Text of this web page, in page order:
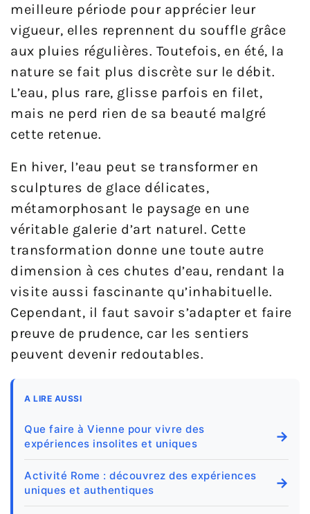
meilleure période pour apprécier leur
vigueur, elles reprennent du souffle grâce
aux pluies régulières. Toutefois, en été, la
nature se fait plus discrète sur le débit.
L’eau, plus rare, glisse parfois en filet,
mais ne perd rien de sa beauté malgré
cette retenue.
En hiver, l’eau peut se transformer en
sculptures de glace délicates,
métamorphosant le paysage en une
véritable galerie d’art naturel. Cette
transformation donne une toute autre
dimension à ces chutes d’eau, rendant la
visite aussi fascinante qu’inhabituelle.
Cependant, il faut savoir s’adapter et faire
preuve de prudence, car les sentiers
peuvent devenir redoutables.
A LIRE AUSSI
Que faire à Vienne pour vivre des
expériences insolites et uniques
→
Activité Rome : découvrez des expériences
uniques et authentiques
→